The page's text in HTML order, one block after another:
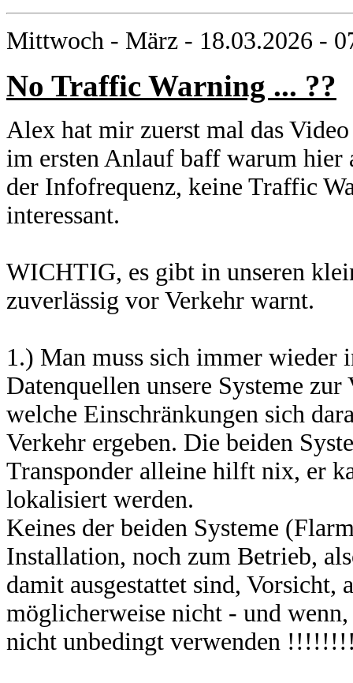
Mittwoch - März - 18.03.2026 -
No Traffic Warning ... ??
Alex hat mir zuerst mal das
im ersten Anlauf baff warum hier
der Infofrequenz, keine Traffic
interessant.
WICHTIG, es gibt in unseren
zuverlässig vor Verkehr warnt.
1.) Man muss sich immer wieder
Datenquellen unsere Systeme
welche Einschränkungen sich
Verkehr ergeben. Die beiden
Transponder alleine hilft nix, er
lokalisiert werden.
Keines der beiden Systeme
Installation, noch zum Betrieb,
damit ausgestattet sind, Vorsicht,
möglicherweise nicht - und
nicht unbedingt verwenden